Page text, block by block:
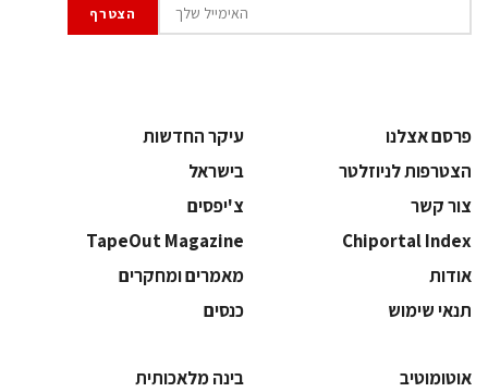
פרסם אצלנו
עיקר החדשות
הצטרפות לניוזלטר
בישראל
צור קשר
צ'יפסים
Chiportal Index
TapeOut Magazine
אודות
מאמרים ומחקרים
תנאי שימוש
כנסים
אוטומוטיב
בינה מלאכותית